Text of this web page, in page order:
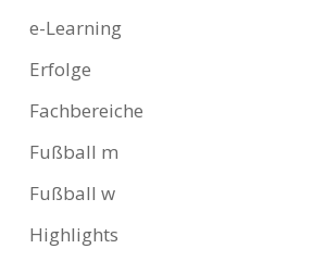
e-Learning
Erfolge
Fachbereiche
Fußball m
Fußball w
Highlights